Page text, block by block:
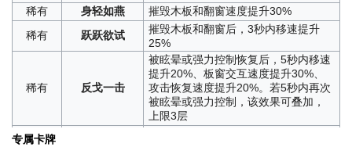
稀有
行云流水
跑动状态下总能快速翻越板窗
胸有成竹
不会因交互而触发恐惧震慑
稀有
抵抗力
首次受到伤害时减少一半数值的恐惧
值
获得道具卡，使用后进入10秒无敌时
间，期间不会进入倒地状态，不能被
治疗。期间受到的伤害将在无敌时间
过后瞬间生效
“骑士”
稀有 雷厉风行
战术预见成功后的移速加成效
果持续时间增加2秒
疗愈经验
被他人成功治疗时，恢复相当
于一次普通攻击恐惧值的应激
值
抗压
游戏开局额外提升相当于一次
普通攻击恐惧值的应激值
“心理学家”
循循善诱
稀有
身轻如燕
摧毁木板和翻窗速度提升30%
稀有
跃跃欲试
摧毁木板和翻窗后，3秒内移速提升
25%
稀有 反戈一击
被眩晕或强力控制恢复后，5秒内移速
提升20%、板窗交互速度提升30%、
攻击恢复速度提升20%。若5秒内再次
被眩晕或强力控制，该效果可叠加，
上限3层
稀有
专属卡牌